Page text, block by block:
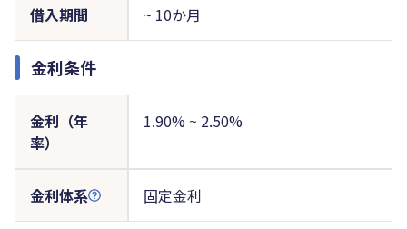
借入期間 ~ 10か月
金利条件
金利（年
率）
1.90% ~ 2.50%
金利体系 固定金利